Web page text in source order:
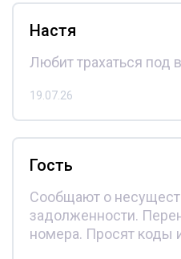
Настя
Любит трахаться под
19.07.26
Гость
Сообщают о
задолженности.
номера. Просят коды